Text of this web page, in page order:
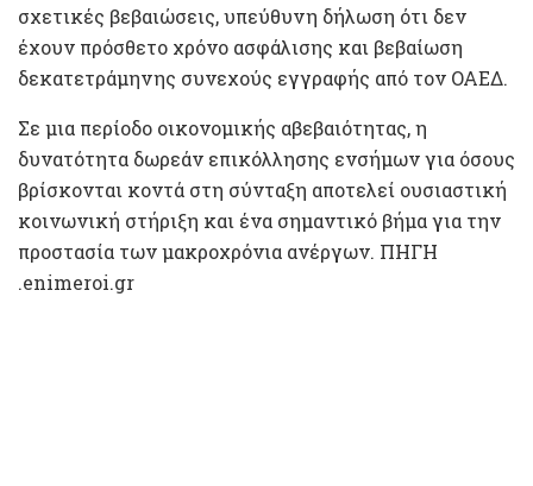
σχετικές βεβαιώσεις, υπεύθυνη δήλωση ότι δεν
έχουν πρόσθετο χρόνο ασφάλισης και βεβαίωση
δεκατετράμηνης συνεχούς εγγραφής από τον ΟΑΕΔ.
Σε μια περίοδο οικονομικής αβεβαιότητας, η
δυνατότητα δωρεάν επικόλλησης ενσήμων για όσους
βρίσκονται κοντά στη σύνταξη αποτελεί ουσιαστική
κοινωνική στήριξη και ένα σημαντικό βήμα για την
προστασία των μακροχρόνια ανέργων. ΠΗΓΗ
.enimeroi.gr